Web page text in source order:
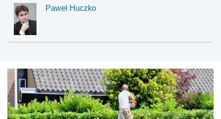
Paweł Huczko